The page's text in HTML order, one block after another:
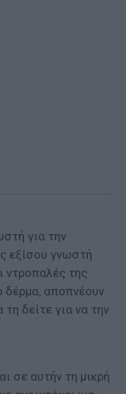
για την
εξίσου γνωστή
ντροπαλές της
δέρμα, αποπνέουν
δείτε για να την
σε αυτήν τη μικρή